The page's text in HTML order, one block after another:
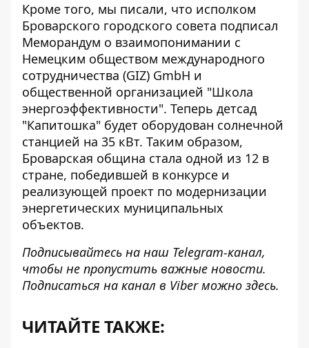
Кроме того, мы писали, что исполком
Броварского городского совета подписал
Меморандум о взаимопонимании с
Немецким обществом международного
сотрудничества (GIZ) GmbH и
общественной организацией "Школа
энергоэффективности". Теперь детсад
"Капитошка" будет оборудован солнечной
станцией на 35 кВт. Таким образом,
Броварская община стала одной из 12 в
стране, победившей в конкурсе и
реализующей проект по модернизации
энергетических муниципальных
объектов.
Подписывайтесь на наш Telegram-канал,
чтобы не пропустить важные новости.
Подписаться на канал в Viber можно здесь.
ЧИТАЙТЕ ТАКЖЕ: